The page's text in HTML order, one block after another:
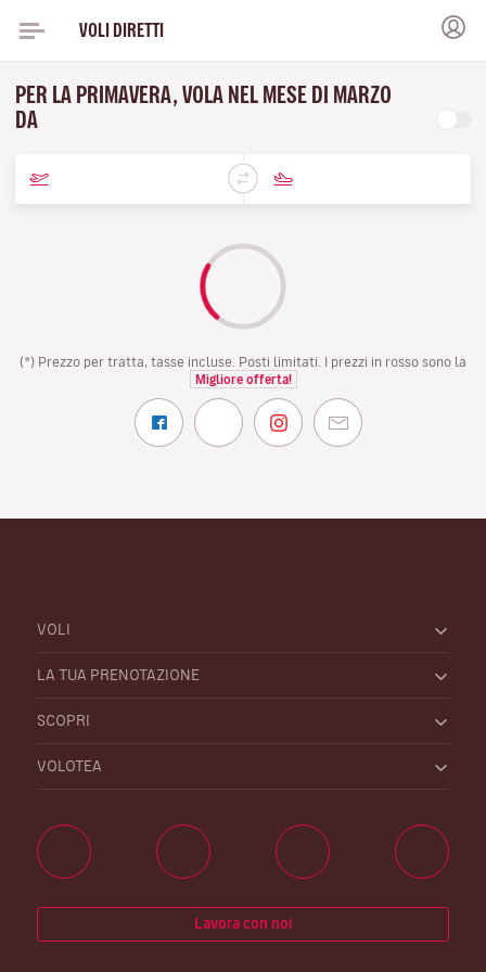
VOLI DIRETTI
PER LA PRIMAVERA, VOLA NEL MESE DI MARZO
DA
(*) Prezzo per tratta, tasse incluse. Posti limitati. I prezzi in rosso sono la
Migliore offerta!
VOLI
LA TUA PRENOTAZIONE
SCOPRI
VOLOTEA
Lavora con noi